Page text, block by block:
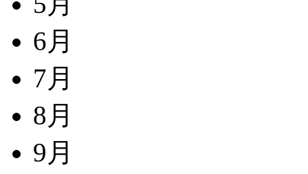
6月
7月
8月
9月